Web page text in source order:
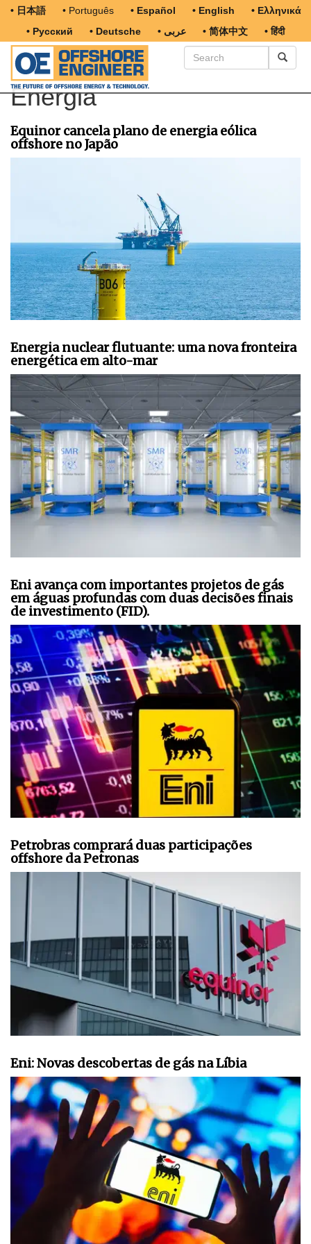
• 日本語 • Português • Español • English
• Ελληνικά
• Русский
• Deutsche • عربى • 简体中文 • हिंदी
Energia
Equinor cancela plano de energia eólica
offshore no Japão
Energia nuclear flutuante: uma nova fronteira
energética em alto-mar
Eni avança com importantes projetos de gás
em águas profundas com duas decisões finais
de investimento (FID).
Petrobras comprará duas participações
offshore da Petronas
Eni: Novas descobertas de gás na Líbia